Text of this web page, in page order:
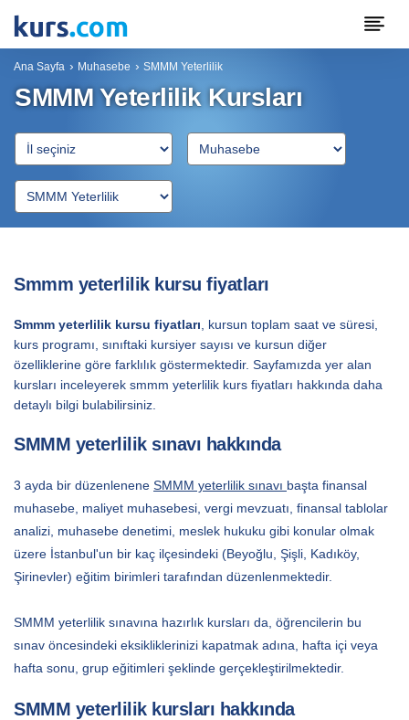
Ana Sayfa Muhasebe SMMM Yeterlilik
SMMM Yeterlilik Kursları
Smmm yeterlilik kursu fiyatları
Smmm yeterlilik kursu fiyatları , kursun toplam saat ve süresi,
kurs programı, sınıftaki kursiyer sayısı ve kursun diğer
özelliklerine göre farklılık göstermektedir. Sayfamızda yer alan
kursları inceleyerek smmm yeterlilik kurs fiyatları hakkında daha
detaylı bilgi bulabilirsiniz.
SMMM yeterlilik sınavı hakkında
3 ayda bir düzenlenene SMMM yeterlilik sınavı başta finansal
muhasebe, maliyet muhasebesi, vergi mevzuatı, finansal tablolar
analizi, muhasebe denetimi, meslek hukuku gibi konular olmak
üzere İstanbul'un bir kaç ilçesindeki (Beyoğlu, Şişli, Kadıköy,
Şirinevler) eğitim birimleri tarafından düzenlenmektedir.
SMMM yeterlilik sınavına hazırlık kursları da, öğrencilerin bu
sınav öncesindeki eksikliklerinizi kapatmak adına, hafta içi veya
hafta sonu, grup eğitimleri şeklinde gerçekleştirilmektedir.
SMMM yeterlilik kursları hakkında